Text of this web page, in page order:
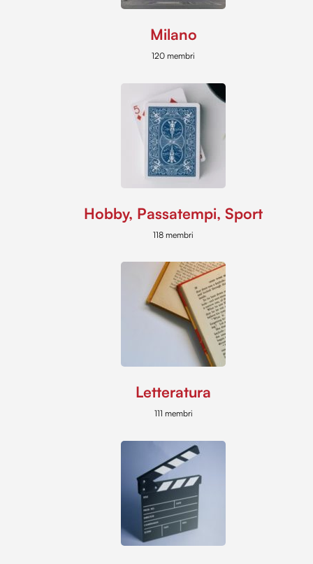
Milano
120 membri
Hobby, Passatempi, Sport
118 membri
Letteratura
111 membri